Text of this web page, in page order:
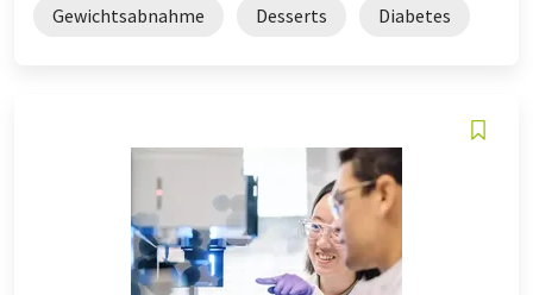
Gewichtsabnahme Desserts Diabetes